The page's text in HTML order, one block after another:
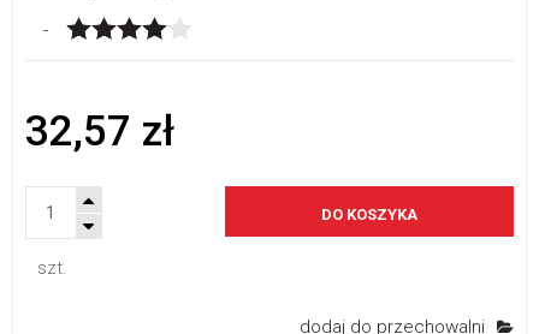
-
32,57 zł
szt.
DO KOSZYKA
dodaj do przechowalni